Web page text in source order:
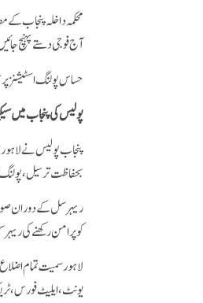
محکمہ داخلہ پنجاب کے
آج فوجی دستے پہنچ
حساس پولنگ اسٹیشنز
پولیس کی پنجاب میں
پنجاب پولیس نے
بحفاظت ترسیل، پولنگ
ریہرسل کے دوران
کو پرامن رکھنے کی
لاہور سمیت تمام
یونٹ، ایلیٹ فورس،